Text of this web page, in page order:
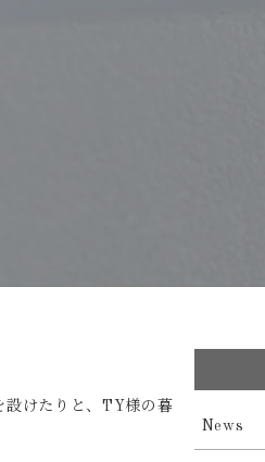
設けたりと、TY様の暮
News